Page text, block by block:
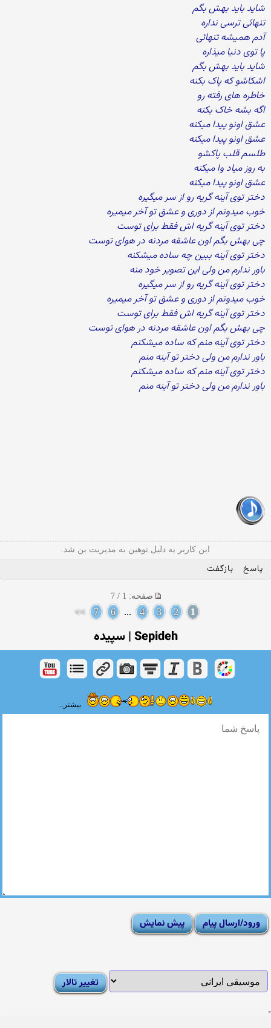
شاید باید بهش بگم
تنهائی ترسی نداره
آدم همیشه تنهائی
پا توی دنیا میذاره
شاید باید بهش بگم
اشکاشو که پاک بکنه
خاطره های رفته رو
اگه بشه خاک بکنه
عشق اونو پیدا میکنه
عشق اونو پیدا میکنه
طلسم قلب پاکشو
به روز میاد وا میکنه
عشق اونو پیدا میکنه
دختر توی آینه گریه رو از سر میگیره
خوب میدونم از دوری و عشق تو آخر میمیره
دختر توی آینه گریه اش فقط برای توست
چی بهش بگم اون عاشقه مردنه در هوای توست
دختر توی آینه ببین چه ساده میشکنه
باور ندارم من ولی این تصویر خود منه
دختر توی آینه گریه رو از سر میگیره
خوب میدونم از دوری و عشق تو آخر میمیره
دختر توی آینه گریه اش فقط برای توست
چی بهش بگم اون عاشقه مردنه در هوای توست
دختر توی آینه منم که ساده میشکنم
باور ندارم من ولی دختر تو آینه منم
دختر توی آینه منم که ساده میشکنم
باور ندارم من ولی دختر تو آینه منم
این کاربر به دلیل توهین به مدیریت بن شد.
پاسخ بازگفت
صفحه: 1 / 7
1
2
3
4
...
6
7
>>
Sepideh | سپیده
بیشتر...